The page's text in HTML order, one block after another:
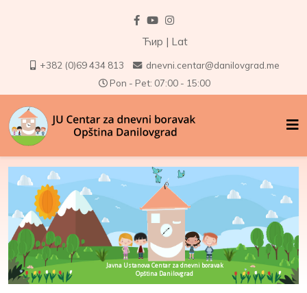
Ћир | Lat
+382 (0)69 434 813
dnevni.centar@danilovgrad.me
Pon - Pet: 07:00 - 15:00
Javna Ustanova Centar za dnevni boravak
Opština Danilovgrad